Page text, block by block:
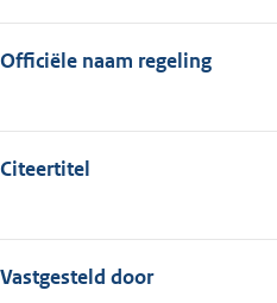
Officiële naam regeling
Citeertitel
Vastgesteld door